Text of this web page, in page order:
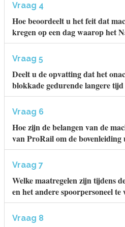
Vraag 4
Hoe beoordeelt u het feit dat
kregen op een dag waarop het
Vraag 5
Deelt u de opvatting dat het
blokkade gedurende langere
Vraag 6
Hoe zijn de belangen van de
van ProRail om de bovenleiding
Vraag 7
Welke maatregelen zijn tijdens
en het andere spoorpersoneel
Vraag 8